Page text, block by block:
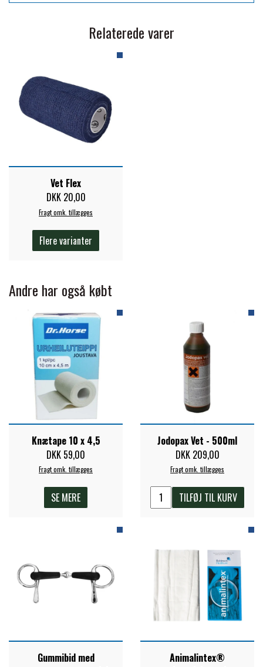
PREMIER EQUINE KØLETERAPI
PREMIER EQUINE RYTTER
LIKIT
RACING TACK
STUD MUFFIN
WAHLSTEN
WALSH
QHP -BRANDS OF Q
Relaterede varer
Vet Flex
DKK 20,00
Fragt omk. tillægges
Flere varianter
Andre har også købt
Knætape 10 x 4,5
DKK 59,00
Fragt omk. tillægges
SE MERE
Jodopax Vet - 500ml
DKK 209,00
Fragt omk. tillægges
TILFØJ TIL KURV
Gummibid med
Animalintex®